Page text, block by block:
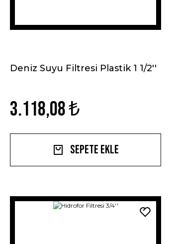
Deniz Suyu Filtresi Plastik 1 1/2''
3.118,08 ₺
Sepete Ekle